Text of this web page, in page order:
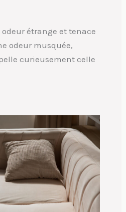
odeur étrange et tenace
odeur musquée,
curieusement celle